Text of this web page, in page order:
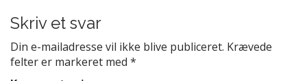
a
v
i
Skriv et svar
Din e-mailadresse vil ikke blive publiceret. Krævede
felter er markeret med *